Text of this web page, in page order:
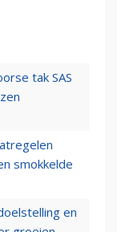
tak SAS
smokkelde
en